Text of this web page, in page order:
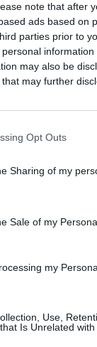
note that after
ads based on
parties prior to
may also be
that may further
Opt Outs
Sharing of my
Sale of my
my
Use,
Is Unrelated